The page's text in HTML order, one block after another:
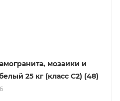
мозаики и
25 кг (класс C2) (48)